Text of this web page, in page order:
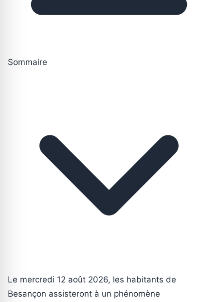
Sommaire
Le mercredi 12 août 2026, les habitants de
Besançon assisteront à un phénomène